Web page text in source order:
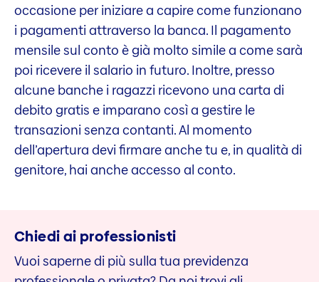
occasione per iniziare a capire come funzionano
i pagamenti attraverso la banca. Il pagamento
mensile sul conto è già molto simile a come sarà
poi ricevere il salario in futuro. Inoltre, presso
alcune banche i ragazzi ricevono una carta di
debito gratis e imparano così a gestire le
transazioni senza contanti. Al momento
dell’apertura devi firmare anche tu e, in qualità di
genitore, hai anche accesso al conto.
Chiedi ai professionisti
Vuoi saperne di più sulla tua previdenza